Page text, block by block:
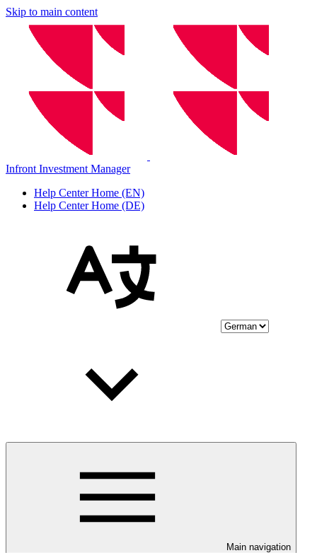
Skip to main content
Infront Investment Manager
Help Center Home (EN)
Help Center Home (DE)
Main navigation